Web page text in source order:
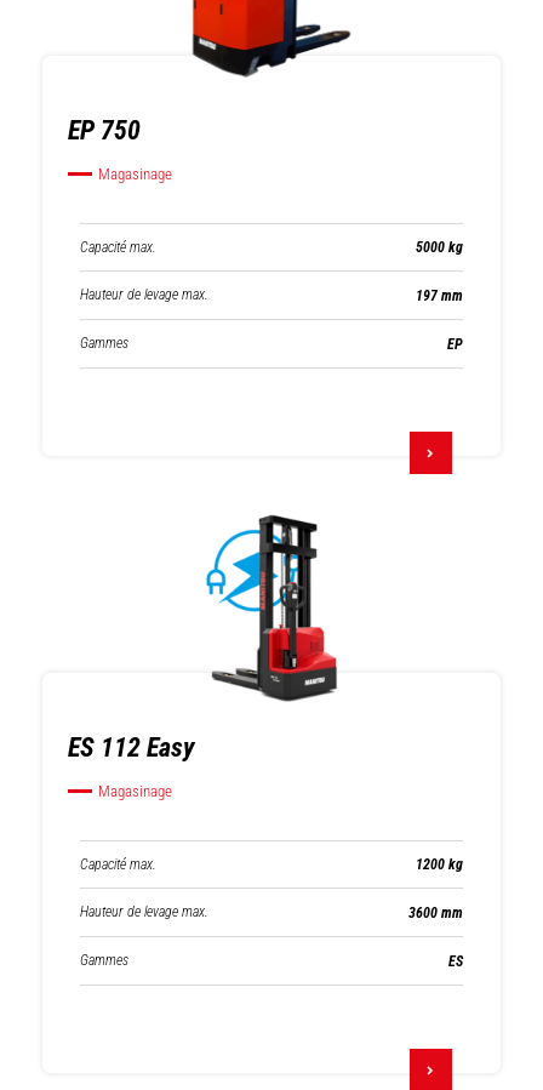
EP 750
Magasinage
Capacité max. 5000 kg
Hauteur de levage max. 197 mm
Gammes EP
ES 112 Easy
Magasinage
Capacité max. 1200 kg
Hauteur de levage max. 3600 mm
Gammes ES